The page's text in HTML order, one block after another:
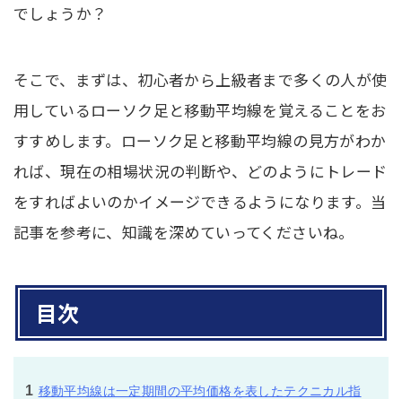
でしょうか？
そこで、まずは、初心者から上級者まで多くの人が使
用しているローソク足と移動平均線を覚えることをお
すすめします。ローソク足と移動平均線の見方がわか
れば、現在の相場状況の判断や、どのようにトレード
をすればよいのかイメージできるようになります。当
記事を参考に、知識を深めていってくださいね。
目次
1 移動平均線は一定期間の平均価格を表したテクニカル指